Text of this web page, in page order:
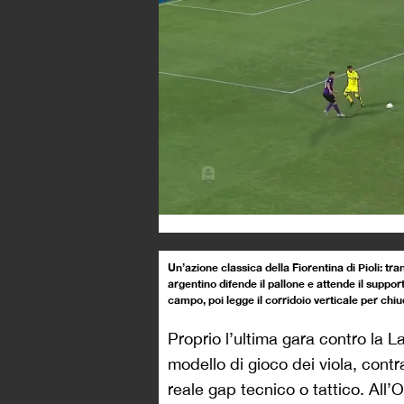
Un’azione classica della Fiorentina di Pioli:
argentino difende il pallone e attende il
campo, poi legge il corridoio verticale per
Proprio l’ultima gara contro la
modello di gioco dei viola,
reale gap tecnico o tattico.